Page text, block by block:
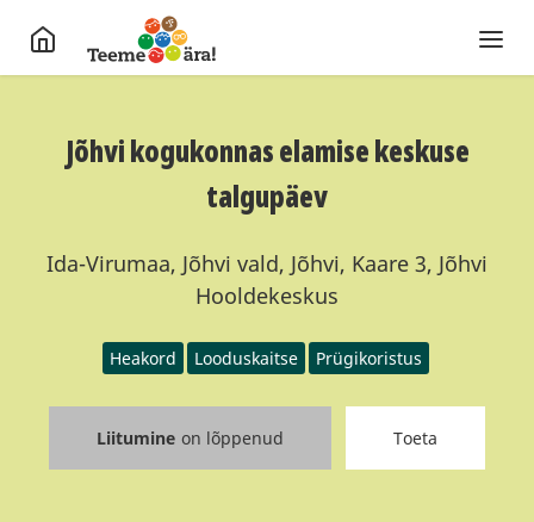
Jõhvi kogukonnas elamise keskuse
talgupäev
Ida-Virumaa, Jõhvi vald, Jõhvi, Kaare 3, Jõhvi
Hooldekeskus
Heakord Looduskaitse Prügikoristus
Liitumine on lõppenud Toeta